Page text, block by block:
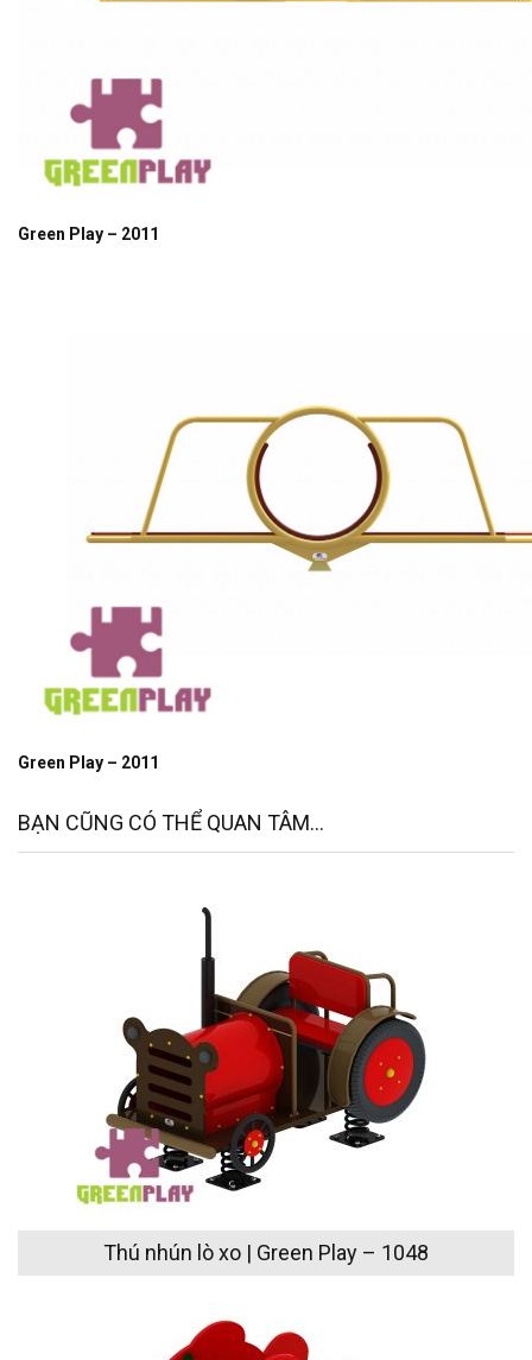
Green Play – 2011
Green Play – 2011
BẠN CŨNG CÓ THỂ QUAN TÂM...
Thú nhún lò xo | Green Play – 1048